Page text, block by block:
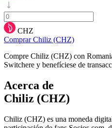
CHZ
Comprar Chiliz (CHZ)
Compre Chiliz (CHZ) con
Switchere y benefíciese de
Acerca de
Chiliz (CHZ)
Chiliz (CHZ) es una moneda